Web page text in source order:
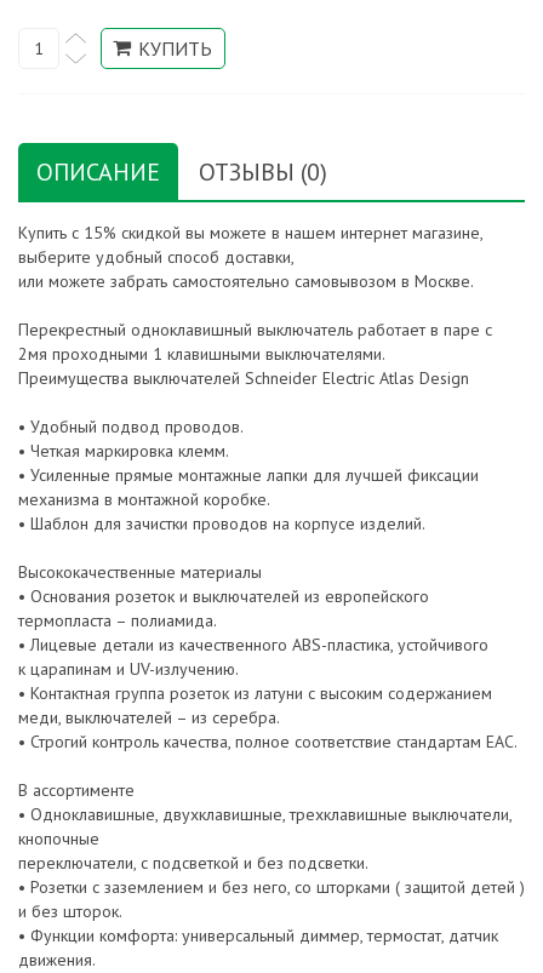
ОПИСАНИЕ ОТЗЫВЫ (0)
Купить с 15% скидкой вы можете в нашем интернет магазине,
выберите удобный способ доставки,
или можете забрать самостоятельно самовывозом в Москве.
Перекрестный одноклавишный выключатель работает в паре с
2мя проходными 1 клавишными выключателями.
Преимущества выключателей Schneider Electric Atlas Design
• Удобный подвод проводов.
• Четкая маркировка клемм.
• Усиленные прямые монтажные лапки для лучшей фиксации
механизма в монтажной коробке.
• Шаблон для зачистки проводов на корпусе изделий.
Высококачественные материалы
• Основания розеток и выключателей из европейского
термопласта – полиамида.
• Лицевые детали из качественного ABS-пластика, устойчивого
к царапинам и UV-излучению.
• Контактная группа розеток из латуни с высоким содержанием
меди, выключателей – из серебра.
• Строгий контроль качества, полное соответствие стандартам EAC.
В ассортименте
• Одноклавишные, двухклавишные, трехклавишные выключатели,
кнопочные
переключатели, с подсветкой и без подсветки.
• Розетки с заземлением и без него, со шторками ( защитой детей )
и без шторок.
• Функции комфорта: универсальный диммер, термостат, датчик
движения.